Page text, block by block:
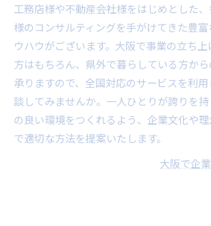
工務店様や不動産会社様をはじめとした
様のコンサルティングを手がけてきた豊
ウハウがございます。大阪で事業の立ち
方はもちろん、県外で暮らしている方か
承りますので、全国対応のサービスを利
談してみませんか。一人ひとりが誇りを
の良い環境をつくれるよう、企業文化や
で適切な方法を提案いたします。
大阪で企